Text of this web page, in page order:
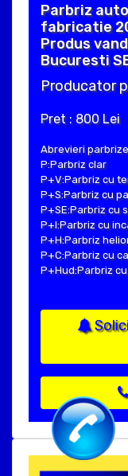
Parbriz auto
fabricatie
Produs
Bucuresti
Producator
Pret : 800 Lei
Abrevieri
P:Parbriz clar
P+V:Parbriz cu
P+S:Parbriz cu
P+SE:Parbriz cu
P+I:Parbriz cu
P+H:Parbriz
P+C:Parbriz cu
P+Hud:Parbriz